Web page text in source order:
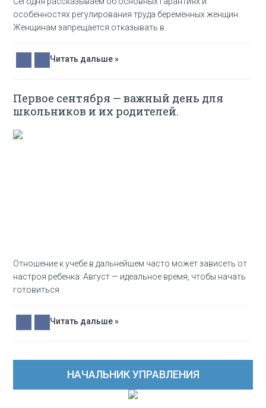
особенностях регулирования труда беременных женщин.
Женщинам запрещается отказывать в
Читать дальше »
Первое сентября — важный день для
школьников и их родителей.
Отношение к учебе в дальнейшем часто может зависеть от
настроя ребенка. Август — идеальное время, чтобы начать
готовиться.
Читать дальше »
НАЧАЛЬНИК УПРАВЛЕНИЯ